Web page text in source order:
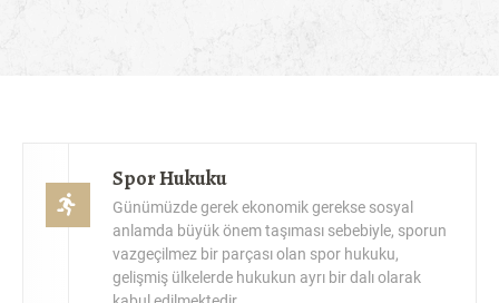
Günümüzde gerek ekonomik gerekse sosyal
anlamda büyük önem taşıması sebebiyle, sporun
vazgeçilmez bir parçası olan spor hukuku,
gelişmiş ülkelerde hukukun ayrı bir dalı olarak
kabul edilmektedir.